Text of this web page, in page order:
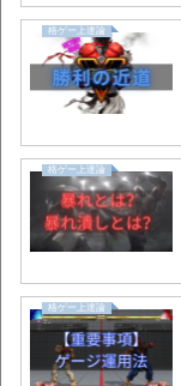
格ゲー上達論
格ゲー上達論
格ゲー上達論